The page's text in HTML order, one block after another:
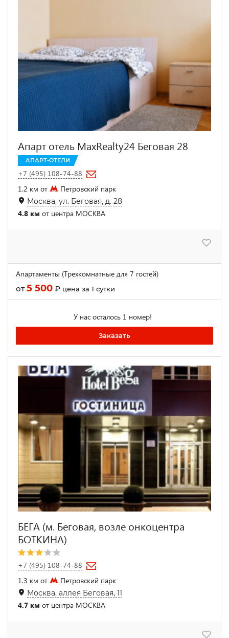
Апарт отель MaxRealty24 Беговая 28
АПАРТ-ОТЕЛИ
+7 (495) 108-74-88
1.2 км от
Петровский парк
Москва, ул. Беговая, д. 28
4.8 км от центра МОСКВА
Апартаменты (Трехкомнатные для 7 гостей)
от5 500 ₽ цена за 1 сутки
У нас осталось 1 номер!
Заказать
БЕГА (м. Беговая, возле онкоцентра
БОТКИНА)
+7 (495) 108-74-88
1.3 км от
Петровский парк
Москва, аллея Беговая, 11
4.7 км от центра МОСКВА